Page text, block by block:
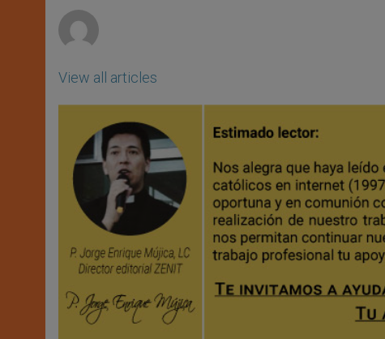
View all articles